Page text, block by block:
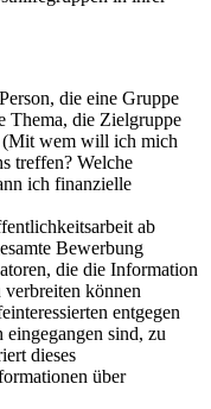
die eine Gruppe
Thema, die Zielgruppe
(Mit wem will ich mich
treffen? Welche
ich finanzielle
ab
Bewerbung
die die Information
können
entgegen
sind, zu
dieses
über